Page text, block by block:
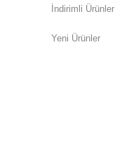
İndirimli Ürünler
Yeni Ürünler